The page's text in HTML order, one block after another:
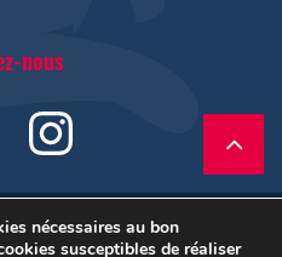
nous
Site by LUCYAN.FR
nécessaires au bon
susceptibles de réaliser